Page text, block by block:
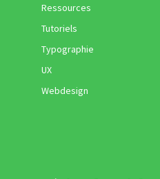
Ressources
Tutoriels
Typographie
UX
Webdesign